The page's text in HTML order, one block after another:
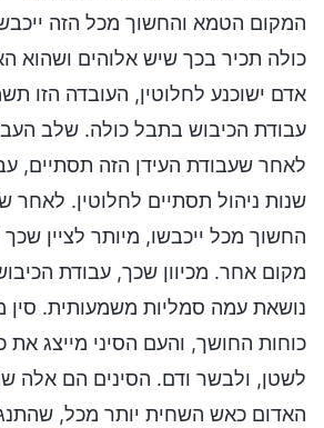
המקום הטמא והחשוך מכל הזה
כולה תכיר בכך שיש אלוהים ושהוא
אדם ישוכנע לחלוטין, העובדה הזו
עבודת הכיבוש בתבל כולה. שלב
לאחר שעבודת העידן הזה תסתיים,
שנות ניהול תסתיים לחלוטין. לאחר
החשוך מכל ייכבשו, מיותר לציין
מקום אחר. מכיוון שכך, עבודת
נושאת עמה סמליות משמעותית.
כוחות החושך, והעם הסיני מייצג
לשטן, ולבשר ודם. הסינים הם אלה
האדום כאש השחית יותר מכל,